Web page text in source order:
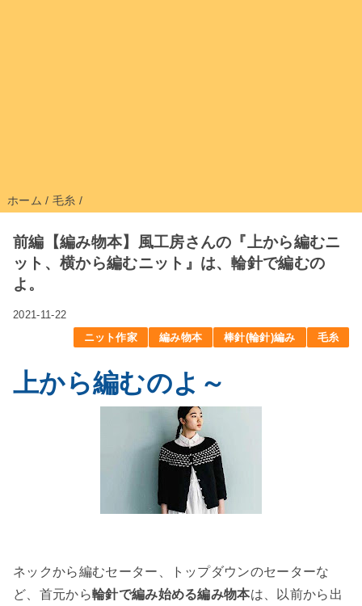
ホーム / 毛糸 /
前編【編み物本】風工房さんの『上から編むニ
ット、横から編むニット』は、輪針で編むの
よ。
2021-11-22
ニット作家
編み物本 棒針(輪針)編み 毛糸
上から編むのよ～
ネックから編むセーター、トップダウンのセーターな
ど、首元から輪針で編み始める編み物本は、以前から出